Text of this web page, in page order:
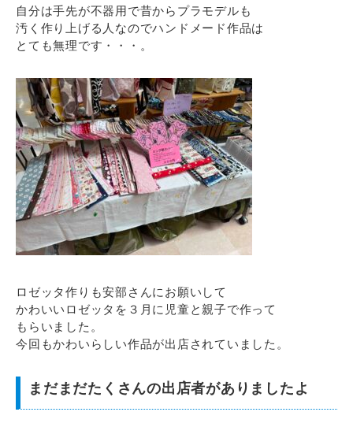
自分は手先が不器用で昔からプラモデルも
汚く作り上げる人なのでハンドメード作品は
とても無理です・・・。
ロゼッタ作りも安部さんにお願いして
かわいいロゼッタを３月に児童と親子で作って
もらいました。
今回もかわいらしい作品が出店されていました。
まだまだたくさんの出店者がありましたよ